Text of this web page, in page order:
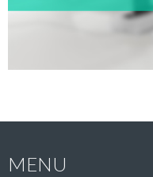
MENU